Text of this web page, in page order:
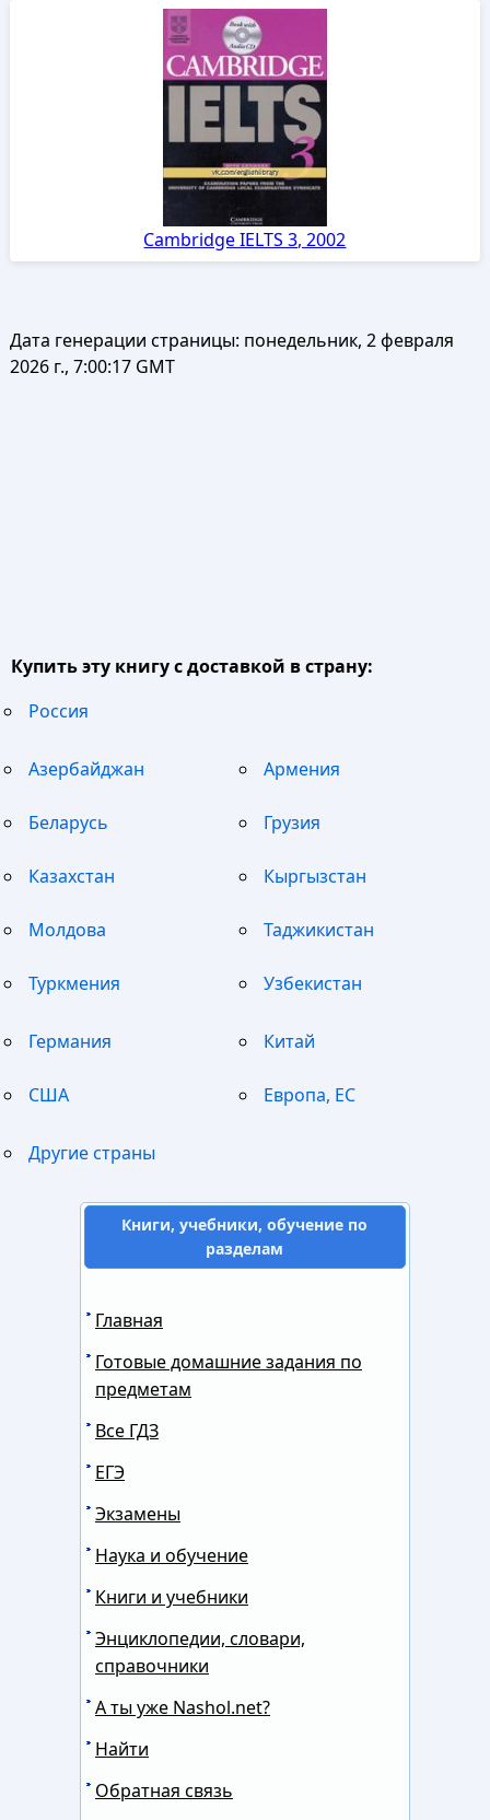
Cambridge IELTS 3, 2002
Дата генерации страницы: понедельник, 2 февраля
2026 г., 7:00:17 GMT
Купить эту книгу с доставкой в страну:
Россия
Азербайджан Армения
Беларусь Грузия
Казахстан Кыргызстан
Молдова Таджикистан
Туркмения Узбекистан
Германия Китай
США Европа, ЕС
Другие страны
Книги, учебники, обучение по
разделам
Главная
Готовые домашние задания по
предметам
Все ГДЗ
ЕГЭ
Экзамены
Наука и обучение
Книги и учебники
Энциклопедии, словари,
справочники
А ты уже Nashol.net?
Найти
Обратная связь